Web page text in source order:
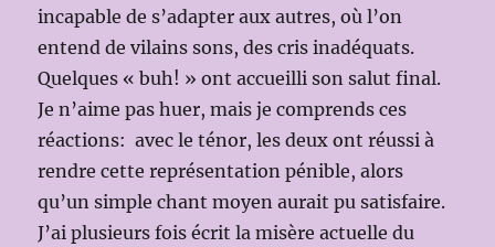
incapable de s’adapter aux autres, où l’on
entend de vilains sons, des cris inadéquats.
Quelques « buh! » ont accueilli son salut final.
Je n’aime pas huer, mais je comprends ces
réactions: avec le ténor, les deux ont réussi à
rendre cette représentation pénible, alors
qu’un simple chant moyen aurait pu satisfaire.
J’ai plusieurs fois écrit la misère actuelle du